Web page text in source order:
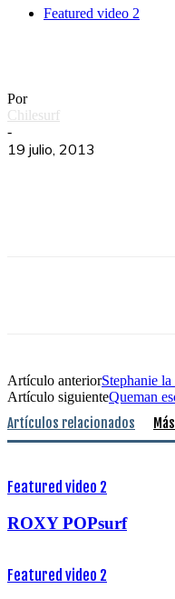
Featured video 2
Por
Chilesurf
-
19 julio, 2013
Artículo anteriorStephanie
Artículo siguienteQueman
Artículos relacionados
Featured video 2
ROXY POPsurf
Featured video 2